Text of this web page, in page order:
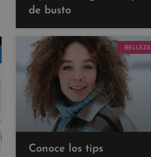
de busto
BELLEZA
Conoce los tips